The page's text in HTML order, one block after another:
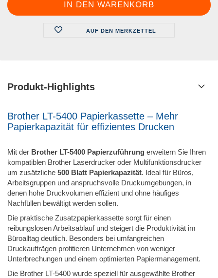
AUF DEN MERKZETTEL
Produkt-Highlights
Brother LT-5400 Papierkassette – Mehr
Papierkapazität für effizientes Drucken
Mit der Brother LT-5400 Papierzuführung erweitern Sie Ihren
kompatiblen Brother Laserdrucker oder Multifunktionsdrucker
um zusätzliche 500 Blatt Papierkapazität. Ideal für Büros,
Arbeitsgruppen und anspruchsvolle Druckumgebungen, in
denen hohe Druckvolumen effizient und ohne häufiges
Nachfüllen bewältigt werden sollen.
Die praktische Zusatzpapierkassette sorgt für einen
reibungslosen Arbeitsablauf und steigert die Produktivität im
Büroalltag deutlich. Besonders bei umfangreichen
Druckaufträgen profitieren Unternehmen von weniger
Unterbrechungen und einem optimierten Papiermanagement.
Die Brother LT-5400 wurde speziell für ausgewählte Brother